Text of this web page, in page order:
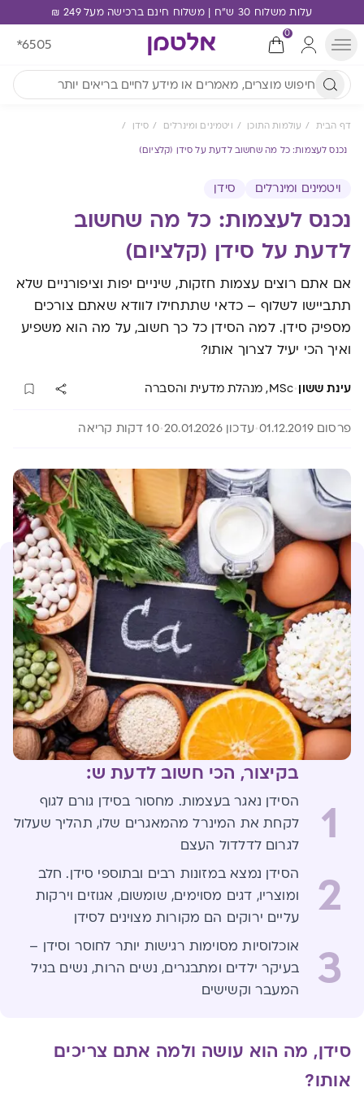
עלות משלוח 30 ש"ח | משלוח חינם ברכישה מעל 249 ₪
0
*6505
דף הבית עולמות התוכן ויטמינים ומינרלים סידן
נכנס לעצמות: כל מה שחשוב לדעת על סידן (קלציום)
ויטמינים ומינרלים סידן
נכנס לעצמות: כל מה שחשוב
לדעת על סידן (קלציום)
אם אתם רוצים עצמות חזקות, שיניים יפות וציפורניים שלא
תתביישו לשלוף – כדאי שתתחילו לוודא שאתם צורכים
מספיק סידן. למה הסידן כל כך חשוב, על מה הוא משפיע
ואיך הכי יעיל לצרוך אותו?
עינת ששון·MSc, מנהלת מדעית והסברה
פרסום 01.12.2019 עדכון 20.01.2026 10 דקות קריאה
בקיצור, הכי חשוב לדעת ש:
1
הסידן נאגר בעצמות. מחסור בסידן גורם לגוף
לקחת את המינרל מהמאגרים שלו, תהליך שעלול
לגרום לדלדול העצם
2
הסידן נמצא במזונות רבים ובתוספי סידן. חלב
ומוצריו, דגים מסוימים, שומשום, אגוזים וירקות
עליים ירוקים הם מקורות מצוינים לסידן
3
אוכלוסיות מסוימות רגישות יותר לחוסר וסידן –
בעיקר ילדים ומתבגרים, נשים הרות, נשים בגיל
המעבר וקשישים
סידן, מה הוא עושה ולמה אתם צריכים
אותו?